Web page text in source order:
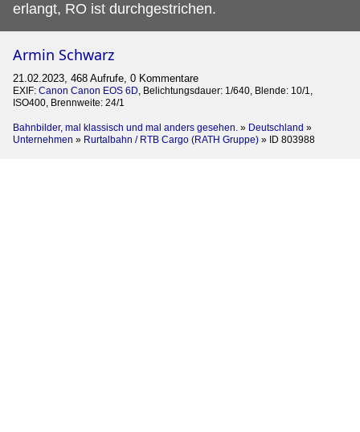
erlangt, RO ist durchgestrichen.
Armin Schwarz
21.02.2023, 468 Aufrufe, 0 Kommentare
EXIF: Canon Canon EOS 6D, Belichtungsdauer: 1/640, Blende: 10/1,
ISO400, Brennweite: 24/1
Bahnbilder, mal klassisch und mal anders gesehen. » Deutschland »
Unternehmen » Rurtalbahn / RTB Cargo (RATH Gruppe) » ID 803988